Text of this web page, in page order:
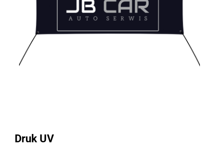
Druk UV